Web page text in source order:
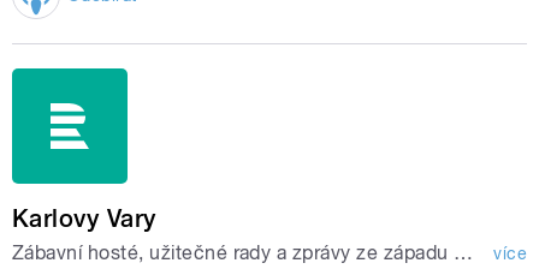
Karlovy Vary
Zábavní hosté, užitečné rady a zprávy ze západu Čech. více